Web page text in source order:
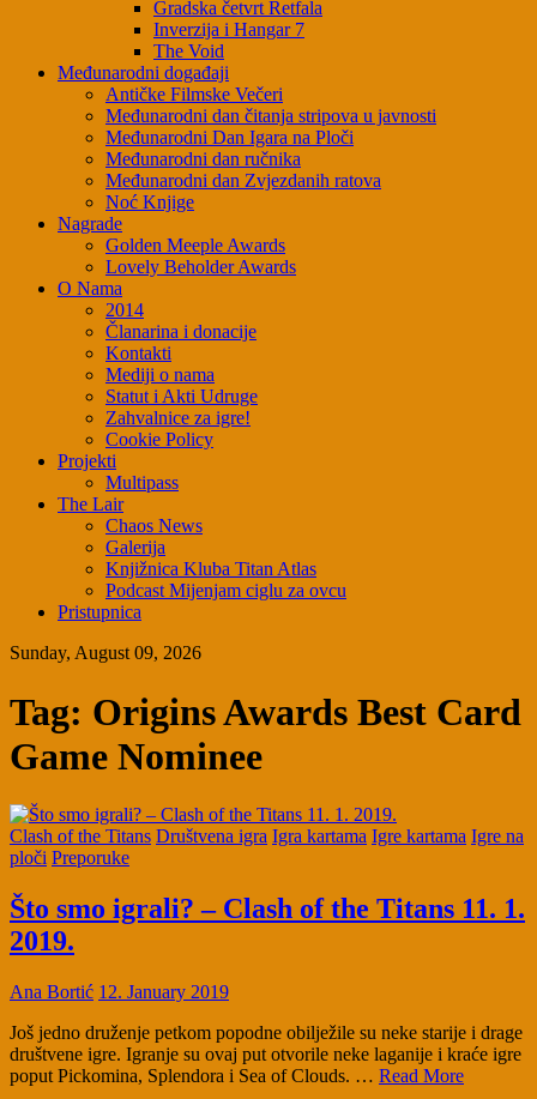
Gradska četvrt Retfala
Inverzija i Hangar 7
The Void
Međunarodni događaji
Antičke Filmske Večeri
Međunarodni dan čitanja stripova u javnosti
Međunarodni Dan Igara na Ploči
Međunarodni dan ručnika
Međunarodni dan Zvjezdanih ratova
Noć Knjige
Nagrade
Golden Meeple Awards
Lovely Beholder Awards
O Nama
2014
Članarina i donacije
Kontakti
Mediji o nama
Statut i Akti Udruge
Zahvalnice za igre!
Cookie Policy
Projekti
Multipass
The Lair
Chaos News
Galerija
Knjižnica Kluba Titan Atlas
Podcast Mijenjam ciglu za ovcu
Pristupnica
Sunday, August 09, 2026
Tag: Origins Awards Best Card
Game Nominee
Clash of the Titans Društvena igra Igra kartama Igre kartama Igre na
ploči Preporuke
Što smo igrali? – Clash of the Titans 11. 1.
2019.
Ana Bortić 12. January 2019
Još jedno druženje petkom popodne obilježile su neke starije i drage
društvene igre. Igranje su ovaj put otvorile neke laganije i kraće igre
poput Pickomina, Splendora i Sea of Clouds. … Read More